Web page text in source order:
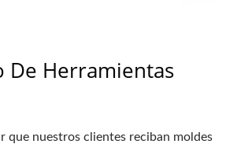
De Herramientas
que nuestros clientes reciban moldes